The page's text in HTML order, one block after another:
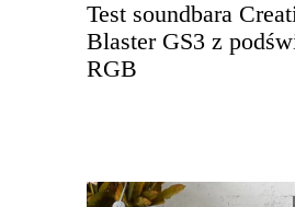
Test soundbara
Blaster GS3 z
RGB